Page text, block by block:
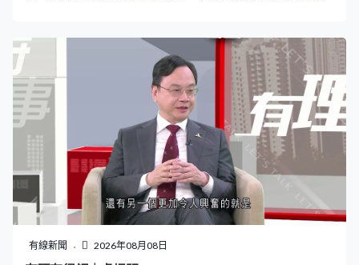
是黃大仙上邨昭善樓，保安員早上7時許報案，指發現一名
男子全身鮮血倒臥升降機內。幾分鐘後，另一名男子被發
現從昭善樓高處墮下，當場不治。 有居民表示，行兇者平
時沒有異樣。鄭女士：「平時都是他自己一個出現，沒有
聽過他跟其他人出入。跟他打招呼，他就會小聲回答，沒
有跟他打招呼就不會理會你。」 警方指行兇者有精神病紀
錄，在他居住的單位發現染血球鞋以及懷疑犯案時用的菜
刀。傷者住在樓上，相信行兇者趁傷者外出乘升降機，在
另一層埋伏再進入升降機施襲。 黃大仙警區助理指揮官
（刑事）林耀：「我們相信他是有預謀行兇，當時我們單
位裡發現以及閉路電視看到，當時他已經預備菜刀在身
上，放在相信是購物袋。他們過往有因為噪音問題行兇者
有線新聞 2026年08月08日